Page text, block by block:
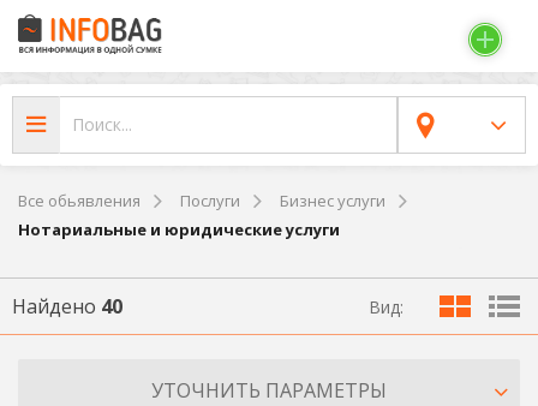
Все обьявления Послуги
Бизнес услуги
Нотариальные и юридические услуги
Найдено 40 Вид:
УТОЧНИТЬ ПАРАМЕТРЫ